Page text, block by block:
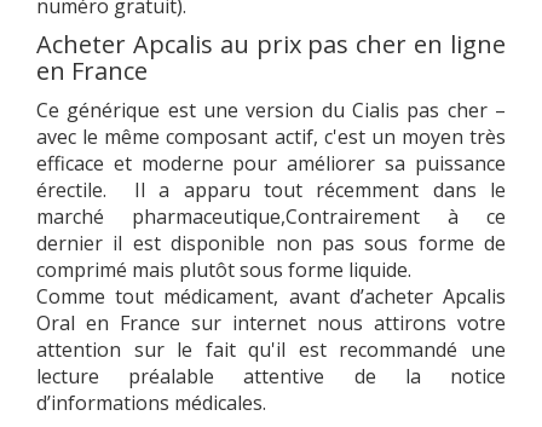
numéro gratuit).
Acheter Apcalis au prix pas cher en ligne
en France
Ce générique est une version du Cialis pas cher –
avec le même composant actif, c'est un moyen très
efficace et moderne pour améliorer sa puissance
érectile. Il a apparu tout récemment dans le
marché pharmaceutique,Contrairement à ce
dernier il est disponible non pas sous forme de
comprimé mais plutôt sous forme liquide.
Comme tout médicament, avant d’acheter Apcalis
Oral en France sur internet nous attirons votre
attention sur le fait qu'il est recommandé une
lecture préalable attentive de la notice
d’informations médicales.